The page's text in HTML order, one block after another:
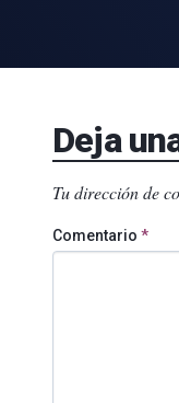
Deja
Tu dirección de
Comentario *